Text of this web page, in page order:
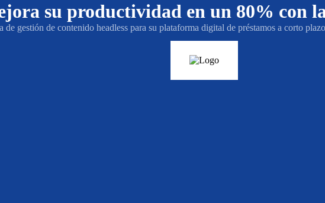
su productividad en un 80% con
gestión de contenido headless para su plataforma digital de préstamos a corto